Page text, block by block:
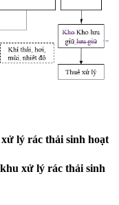
lý rác thải sinh hoạt
xử lý rác thải sinh